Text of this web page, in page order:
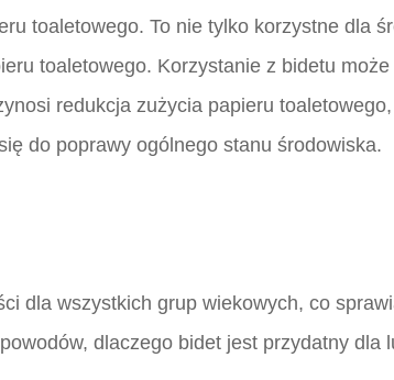
toaletowego. To nie tylko korzystne dla
toaletowego. Korzystanie z bidetu może
redukcja zużycia papieru
do poprawy ogólnego stanu środowiska.
dla wszystkich grup wiekowych, co
dlaczego bidet jest przydatny dla